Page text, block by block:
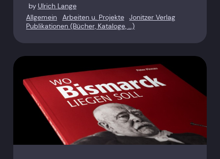
by Ulrich Lange
Allgemein
Arbeiten u. Projekte Jonitzer Verlag
Publikationen (Bücher, Kataloge, …)